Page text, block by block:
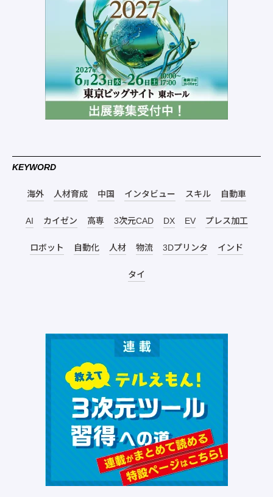
KEYWORD
海外 人材育成 中国 インタビュー スキル 自動車
AI カイゼン 高専 3次元CAD DX EV プレス加工
ロボット 自動化 人材 物流 3Dプリンタ インド
タイ